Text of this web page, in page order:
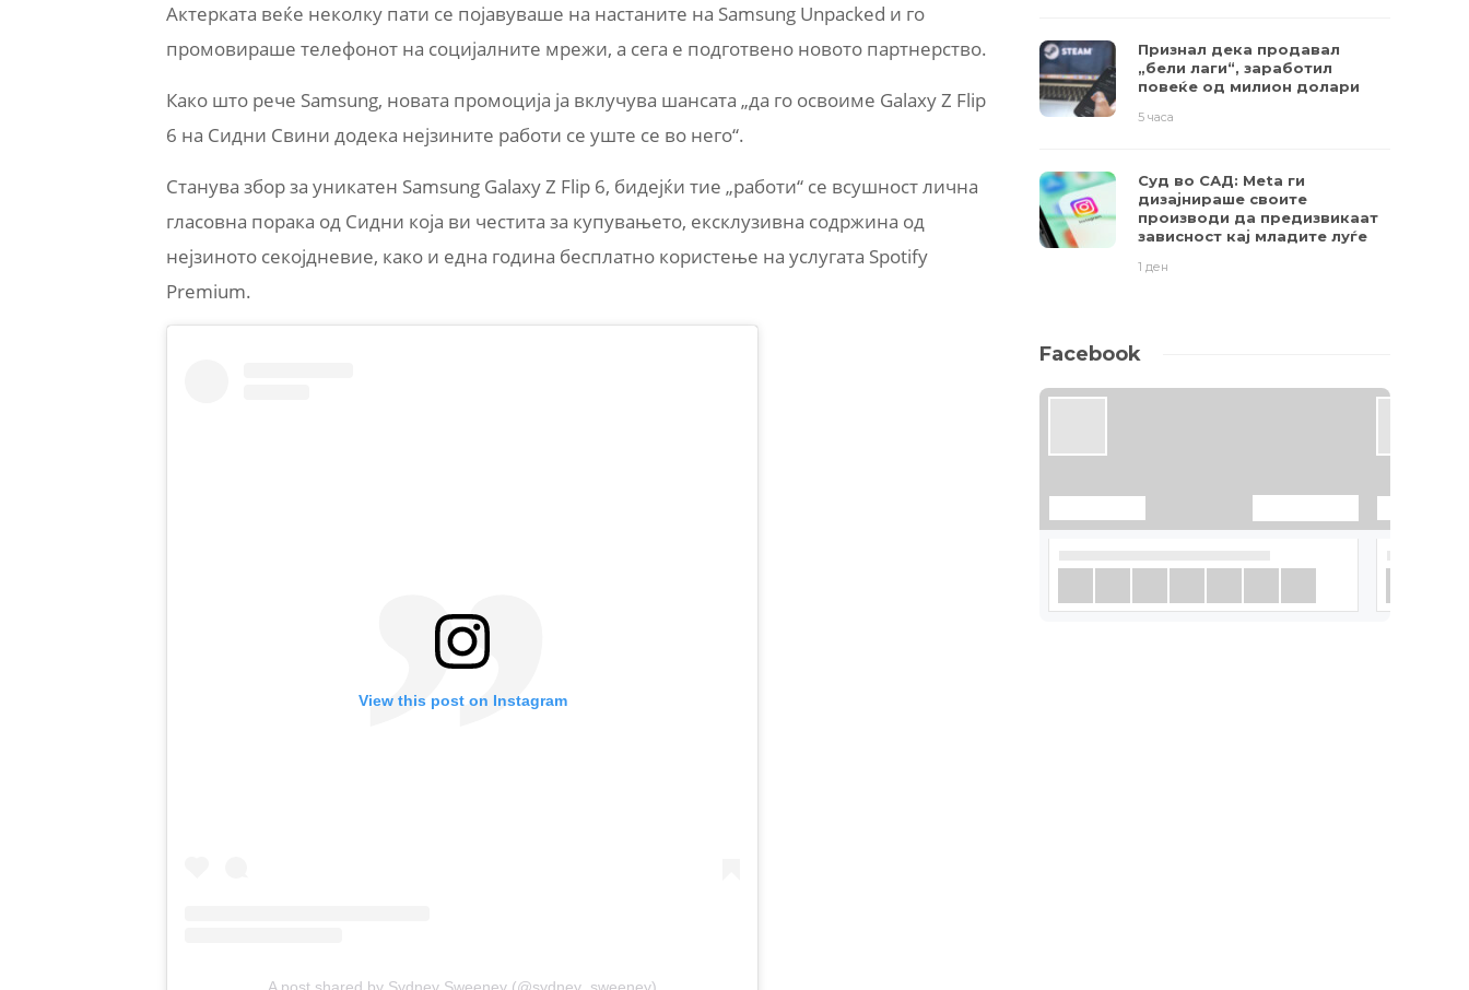
Актерката веќе неколку пати се појавуваше на настаните на Samsung Unpacked и го
промовираше телефонот на социјалните мрежи, а сега е подготвено новото партнерство.
Како што рече Samsung, новата промоција ја вклучува шансата „да го освоиме Galaxy Z Flip
6 на Сидни Свини додека нејзините работи се уште се во него“.
Станува збор за уникатен Samsung Galaxy Z Flip 6, бидејќи тие „работи“ се всушност лична
гласовна порака од Сидни која ви честита за купувањето, ексклузивна содржина од
нејзиното секојдневие, како и една година бесплатно користење на услугата Spotify
Premium.
View this post on Instagram
Признал дека продавал
„бели лаги“, заработил
повеќе од милион долари
5 часа
Суд во САД: Meta ги
дизајнираше своите
производи да предизвикаат
зависност кај младите луѓе
1 ден
Facebook